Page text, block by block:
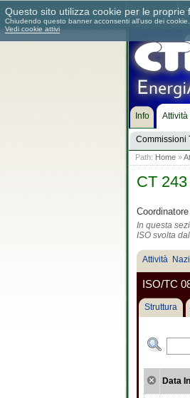
Chi siamo
Info Attività
Commissioni
Path: Home»
CT
Coordinatore
In questa
ISO svolta
Attività
ISO/TC
Struttura
Data
Questo sito utilizza cookie per le proprie
Chiudendo questo banner acconsenti all'uso dei cookie.
Vedi cookie attivi